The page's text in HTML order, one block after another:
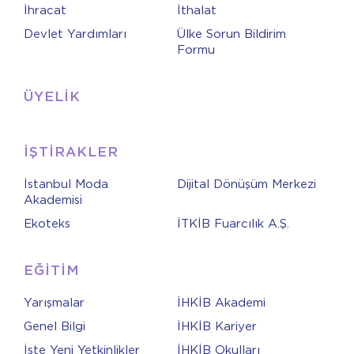
İhracat
İthalat
Devlet Yardımları
Ülke Sorun Bildirim
Formu
ÜYELİK
İŞTİRAKLER
İstanbul Moda
Akademisi
Dijital Dönüşüm Merkezi
Ekoteks İTKİB Fuarcılık A.Ş.
EĞİTİM
Yarışmalar
İHKİB Akademi
Genel Bilgi
İHKİB Kariyer
İşte Yeni Yetkinlikler
İHKİB Okulları